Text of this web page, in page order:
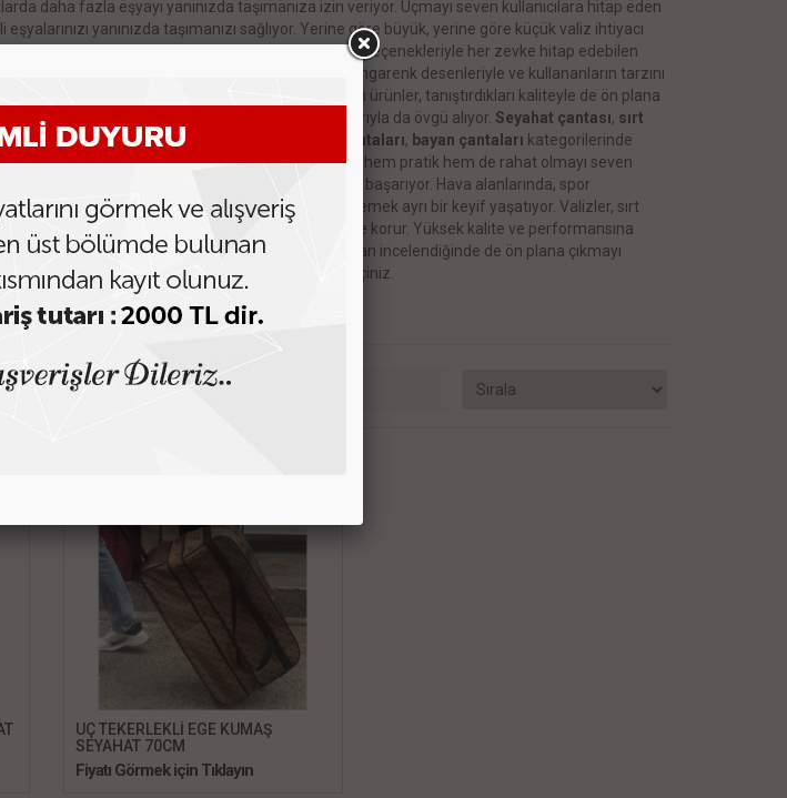
daha fazla eşyayı yanınızda taşımanıza izin veriyor. Uçmayı seven kullanıcılara hitap eden
yanınızda taşımanızı sağlıyor. Yerine göre büyük, yerine göre küçük valiz ihtiyacı
içeren valiz setleri ihtiyacınızı görüyor. Geniş model seçenekleriyle her zevke hitap edebilen
ulaşmayı başarıyor. Farklı modelleri kadar, rengarenk desenleriyle ve kullananların tarzını
Yolculuklarınıza kattığı renklerle dinamiklik veren ürünler, tanıştırdıkları kaliteyle de ön plana
ücreti hak eden ürünler, yüksek performanslarıyla da övgü alıyor. Seyahat çantası, sırt
çantaları,evrak çantaları clutch el çantaları, bayan çantaları kategorilerinde
performanslı modeller, yolculuklarda hem şık hem pratik hem de rahat olmayı seven
kaliteli ürünler, taşıdıkları özelliklerle ilgi çekmeyi başarıyor. Hava alanlarında, spor
garlarında kalitenin farkını hissetmek ve sergilemek ayrı bir keyif yaşatıyor. Valizler, sırt
zorlu koşullar altında bile eşyalarınızı güvenle korur. Yüksek kalite ve performansına
taviz vermiyor. Çantalar, fiyat performans açısından incelendiğinde de ön plana çıkmayı
ihtiyacınız için müşteri temsilcilerimizle irtibata geçiniz.
İndirimde
ÜÇ TEKERLEKLİ EGE KUMAŞ
SEYAHAT 70CM
Fiyatı Görmek için Tıklayın